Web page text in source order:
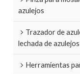
azulejos
Trazador de
lechada de azulejos
Herramientas